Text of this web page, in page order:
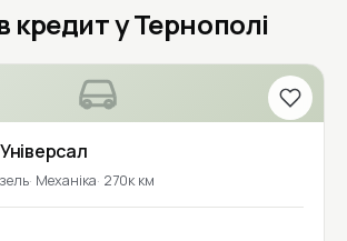
кредит у Тернополі
Універсал
Механіка 270к км